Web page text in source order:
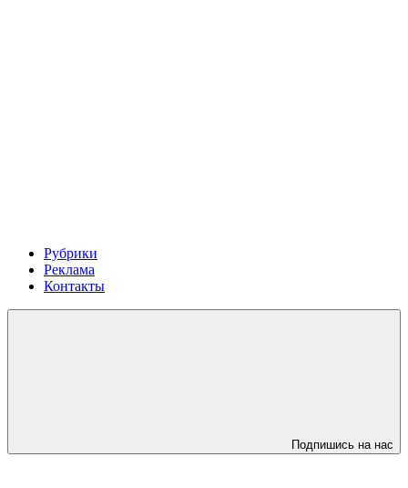
Рубрики
Реклама
Контакты
Подпишись на нас